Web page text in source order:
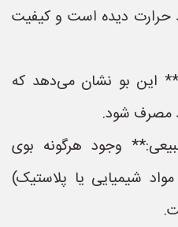
دیده است و کیفیت
این بو نشان می‌دهد که
مصرف شود.
وجود هرگونه بوی
شیمیایی یا پلاستیک)